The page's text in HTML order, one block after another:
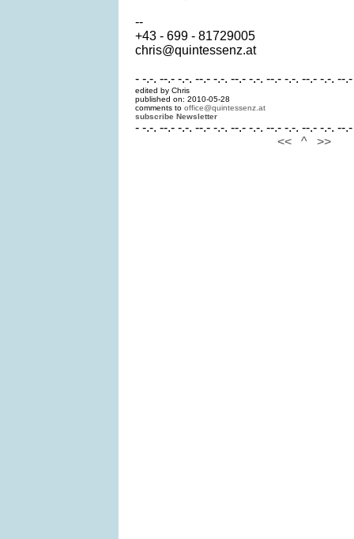
--
+43 - 699 - 81729005
chris@quintessenz.at
- -.-. --.- -.-. --.- -.-. --.- -.-. --.- -.-. --.- -.-. --.-
edited by Chris
published on: 2010-05-28
comments to office@quintessenz.at
subscribe Newsletter
- -.-. --.- -.-. --.- -.-. --.- -.-. --.- -.-. --.- -.-. --.-
<<
^ >>